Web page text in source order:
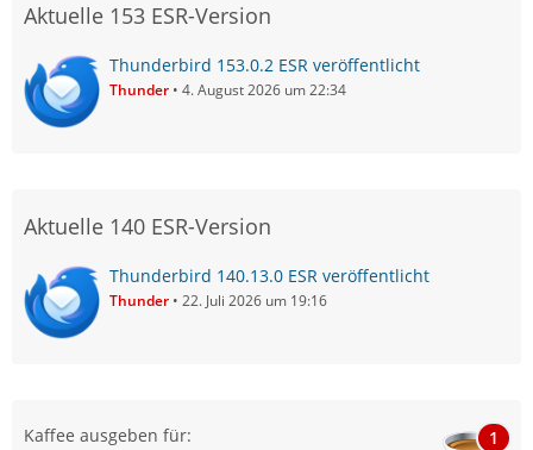
Aktuelle 153 ESR-Version
Thunderbird 153.0.2 ESR veröffentlicht
Thunder 4. August 2026 um 22:34
Aktuelle 140 ESR-Version
Thunderbird 140.13.0 ESR veröffentlicht
Thunder 22. Juli 2026 um 19:16
Kaffee ausgeben für: 1